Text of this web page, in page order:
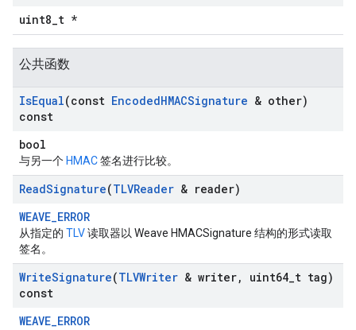
uint8_t *
公共函数
IsEqual(const EncodedHMACSignature & other)
const
bool
与另一个 HMAC签名进行比较。
ReadSignature(TLVReader & reader)
WEAVE_ERROR
从指定的 TLV读取器以 Weave HMACSignature 结构的形式读取
签名。
WriteSignature(TLVWriter & writer, uint64 t tag)
const
WEAVE_ERROR